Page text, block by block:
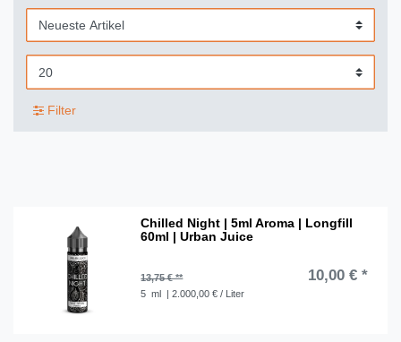
Filter
Chilled Night | 5ml Aroma | Longfill
60ml | Urban Juice
13,75 € ** 10,00 € *
5 ml | 2.000,00 € / Liter